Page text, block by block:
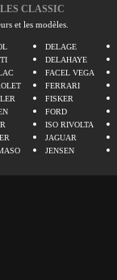
CLASSIC
et les modèles.
DELAGE
DELAHAYE
FACEL VEGA
FERRARI
FISKER
FORD
ISO RIVOLTA
JAGUAR
JENSEN